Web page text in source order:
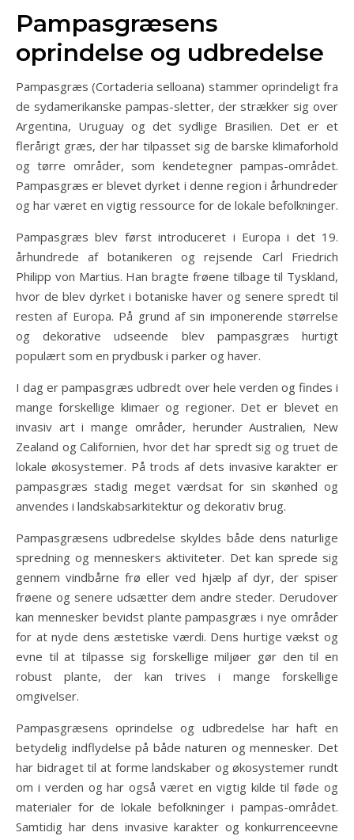
Pampasgræsens
oprindelse og udbredelse
Pampasgræs (Cortaderia selloana) stammer oprindeligt fra
de sydamerikanske pampas-sletter, der strækker sig over
Argentina, Uruguay og det sydlige Brasilien. Det er et
flerårigt græs, der har tilpasset sig de barske klimaforhold
og tørre områder, som kendetegner pampas-området.
Pampasgræs er blevet dyrket i denne region i århundreder
og har været en vigtig ressource for de lokale befolkninger.
Pampasgræs blev først introduceret i Europa i det 19.
århundrede af botanikeren og rejsende Carl Friedrich
Philipp von Martius. Han bragte frøene tilbage til Tyskland,
hvor de blev dyrket i botaniske haver og senere spredt til
resten af Europa. På grund af sin imponerende størrelse
og dekorative udseende blev pampasgræs hurtigt
populært som en prydbusk i parker og haver.
I dag er pampasgræs udbredt over hele verden og findes i
mange forskellige klimaer og regioner. Det er blevet en
invasiv art i mange områder, herunder Australien, New
Zealand og Californien, hvor det har spredt sig og truet de
lokale økosystemer. På trods af dets invasive karakter er
pampasgræs stadig meget værdsat for sin skønhed og
anvendes i landskabsarkitektur og dekorativ brug.
Pampasgræsens udbredelse skyldes både dens naturlige
spredning og menneskers aktiviteter. Det kan sprede sig
gennem vindbårne frø eller ved hjælp af dyr, der spiser
frøene og senere udsætter dem andre steder. Derudover
kan mennesker bevidst plante pampasgræs i nye områder
for at nyde dens æstetiske værdi. Dens hurtige vækst og
evne til at tilpasse sig forskellige miljøer gør den til en
robust plante, der kan trives i mange forskellige
omgivelser.
Pampasgræsens oprindelse og udbredelse har haft en
betydelig indflydelse på både naturen og mennesker. Det
har bidraget til at forme landskaber og økosystemer rundt
om i verden og har også været en vigtig kilde til føde og
materialer for de lokale befolkninger i pampas-området.
Samtidig har dens invasive karakter og konkurrenceevne